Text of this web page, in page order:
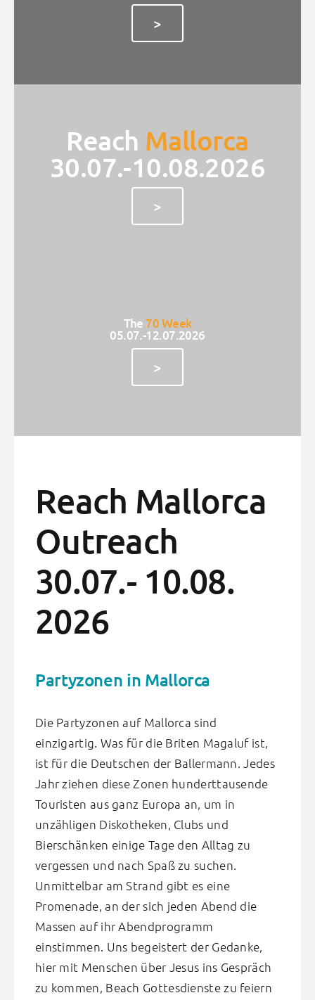
>
Reach Mallorca
30.07.-10.08.2026
>
The 70 Week
05.07.-12.07.2026
>
Reach Mallorca
Outreach
30.07.- 10.08.
2026
Partyzonen in Mallorca
Die Partyzonen auf Mallorca sind
einzigartig. Was für die Briten Magaluf ist,
ist für die Deutschen der Ballermann. Jedes
Jahr ziehen diese Zonen hunderttausende
Touristen aus ganz Europa an, um in
unzähligen Diskotheken, Clubs und
Bierschänken einige Tage den Alltag zu
vergessen und nach Spaß zu suchen.
Unmittelbar am Strand gibt es eine
Promenade, an der sich jeden Abend die
Massen auf ihr Abendprogramm
einstimmen. Uns begeistert der Gedanke,
hier mit Menschen über Jesus ins Gespräch
zu kommen, Beach Gottesdienste zu feiern